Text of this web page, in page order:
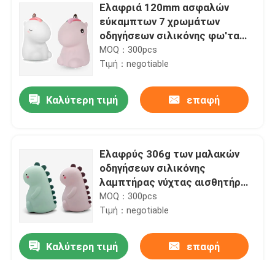
Ελαφριά 120mm ασφαλών
εύκαμπτων 7 χρωμάτων
οδηγήσεων σιλικόνης φω'τα
νύχτας παιδιών νύχτας
MOQ：300pcs
Τιμή：negotiable
Καλύτερη τιμή επαφή
Ελαφρύς 306g των μαλακών
οδηγήσεων σιλικόνης
λαμπτήρας νύχτας αισθητήρων
αφής νύχτας για τα κορίτσια
μικρών παιδιών
MOQ：300pcs
Τιμή：negotiable
Καλύτερη τιμή επαφή